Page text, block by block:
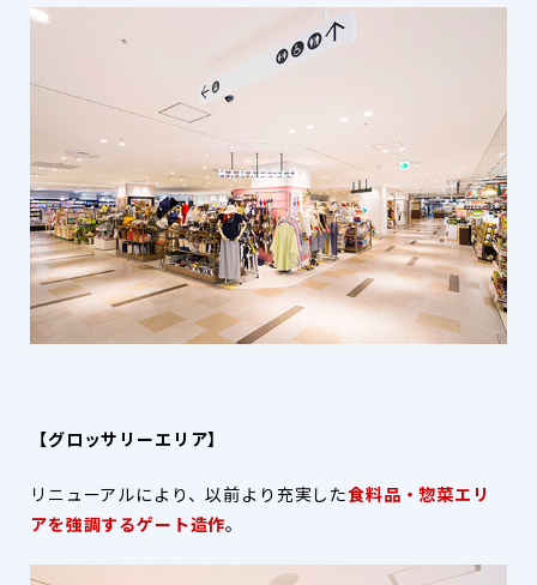
【グロッサリーエリア】
リニューアルにより、以前より充実した食料品・惣菜エリ
アを強調するゲート造作。